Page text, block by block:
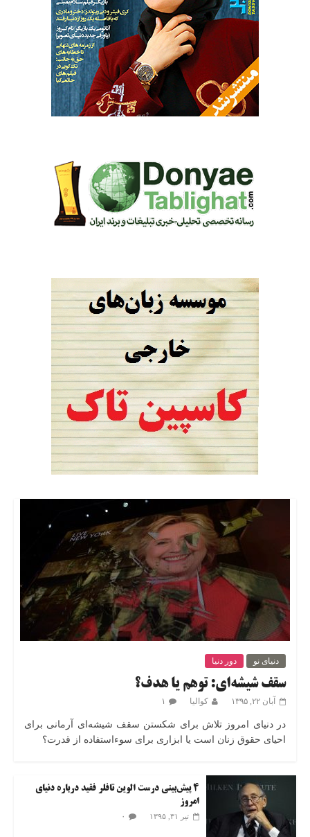
دنیای نو دور دنیا
سقف شیشه‌ای: توهم یا هدف؟
آبان ۲۲, ۱۳۹۵ کوالیا ۱
در دنیای امروز تلاش برای شکستن سقف شیشه‌ای آرمانی برای
احیای حقوق زنان است یا ابزاری برای سوءاستفاده از قدرت؟
۴ پیش‌بینی درست الوین تافلر فقید درباره دنیای
امروز
تیر ۳۱, ۱۳۹۵ ۰